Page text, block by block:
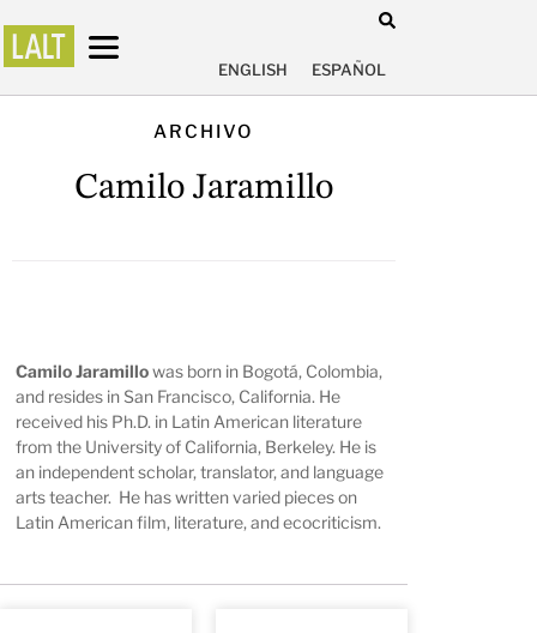
ENGLISH ESPAÑOL
ARCHIVO
Camilo Jaramillo
Camilo Jaramillowas born in Bogotá, Colombia,
and resides in San Francisco, California. He
received his Ph.D. in Latin American literature
from the University of California, Berkeley. He is
an independent scholar, translator, and language
arts teacher. He has written varied pieces on
Latin American film, literature, and ecocriticism.